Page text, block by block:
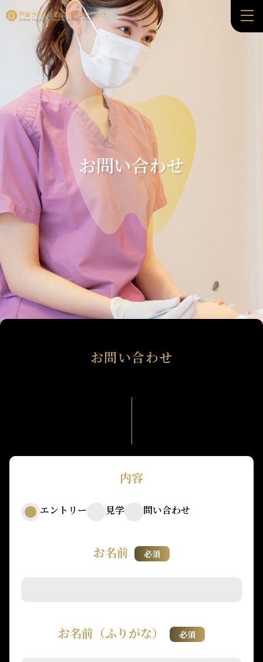
お問い合わせ
お問い合わせ
内容
エントリー 見学 問い合わせ
お名前 必須
お名前（ふりがな） 必須